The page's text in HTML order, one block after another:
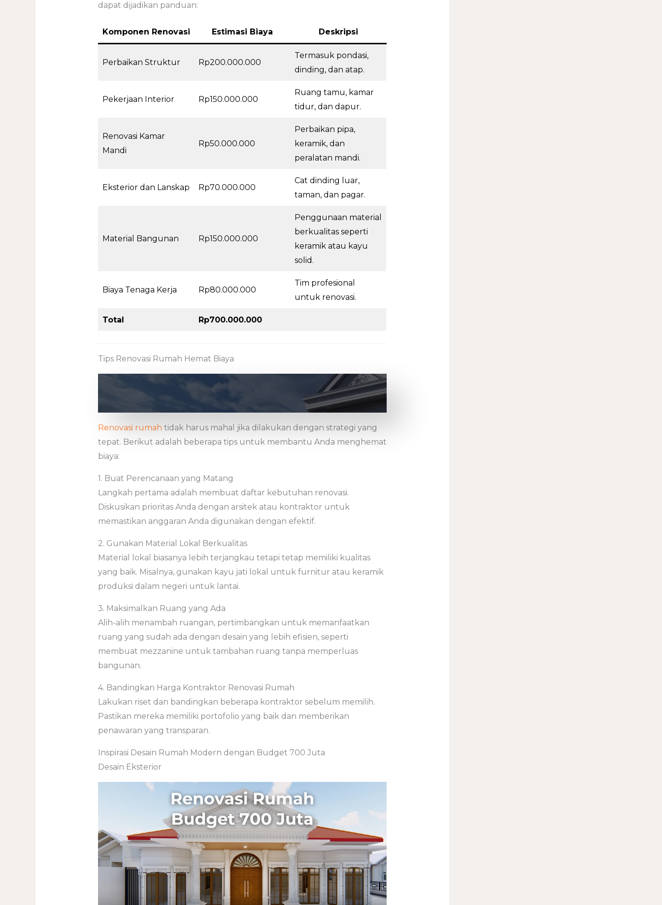
dapat dijadikan panduan:
Komponen Renovasi Estimasi Biaya Deskripsi
Perbaikan Struktur Rp200.000.000
Termasuk pondasi,
dinding, dan atap.
Pekerjaan Interior Rp150.000.000
Ruang tamu, kamar
tidur, dan dapur.
Renovasi Kamar
Mandi
Rp50.000.000
Perbaikan pipa,
keramik, dan
peralatan mandi.
Eksterior dan Lanskap Rp70.000.000
Cat dinding luar,
taman, dan pagar.
Material Bangunan Rp150.000.000
Penggunaan material
berkualitas seperti
keramik atau kayu
solid.
Biaya Tenaga Kerja Rp80.000.000
Tim profesional
untuk renovasi.
Total Rp700.000.000
Tips Renovasi Rumah Hemat Biaya
Renovasi rumah tidak harus mahal jika dilakukan dengan strategi yang
tepat. Berikut adalah beberapa tips untuk membantu Anda menghemat
biaya:
1. Buat Perencanaan yang Matang
Langkah pertama adalah membuat daftar kebutuhan renovasi.
Diskusikan prioritas Anda dengan arsitek atau kontraktor untuk
memastikan anggaran Anda digunakan dengan efektif.
2. Gunakan Material Lokal Berkualitas
Material lokal biasanya lebih terjangkau tetapi tetap memiliki kualitas
yang baik. Misalnya, gunakan kayu jati lokal untuk furnitur atau keramik
produksi dalam negeri untuk lantai.
3. Maksimalkan Ruang yang Ada
Alih-alih menambah ruangan, pertimbangkan untuk memanfaatkan
ruang yang sudah ada dengan desain yang lebih efisien, seperti
membuat mezzanine untuk tambahan ruang tanpa memperluas
bangunan.
4. Bandingkan Harga Kontraktor Renovasi Rumah
Lakukan riset dan bandingkan beberapa kontraktor sebelum memilih.
Pastikan mereka memiliki portofolio yang baik dan memberikan
penawaran yang transparan.
Inspirasi Desain Rumah Modern dengan Budget 700 Juta
Desain Eksterior